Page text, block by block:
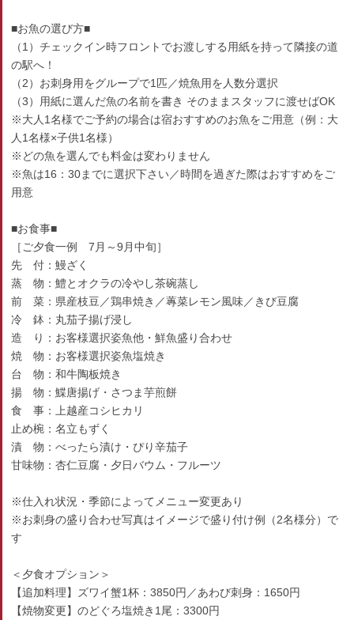
■お魚の選び方■
（1）チェックイン時フロントでお渡しする用紙を持って隣接の道
の駅へ！
（2）お刺身用をグループで1匹／焼魚用を人数分選択
（3）用紙に選んだ魚の名前を書き そのままスタッフに渡せばOK
※大人1名様でご予約の場合は宿おすすめのお魚をご用意（例：大
人1名様×子供1名様）
※どの魚を選んでも料金は変わりません
※魚は16：30までに選択下さい／時間を過ぎた際はおすすめをご
用意
■お食事■
［ご夕食一例 7月～9月中旬］
先 付：鰻ざく
蒸 物：鱧とオクラの冷やし茶碗蒸し
前 菜：県産枝豆／鶏串焼き／蓴菜レモン風味／きび豆腐
冷 鉢：丸茄子揚げ浸し
造 り：お客様選択姿魚他・鮮魚盛り合わせ
焼 物：お客様選択姿魚塩焼き
台 物：和牛陶板焼き
揚 物：鰈唐揚げ・さつま芋煎餅
食 事：上越産コシヒカリ
止め椀：名立もずく
漬 物：べったら漬け・ぴり辛茄子
甘味物：杏仁豆腐・夕日バウム・フルーツ
※仕入れ状況・季節によってメニュー変更あり
※お刺身の盛り合わせ写真はイメージで盛り付け例（2名様分）で
す
＜夕食オプション＞
【追加料理】ズワイ蟹1杯：3850円／あわび刺身：1650円
【焼物変更】のどぐろ塩焼き1尾：3300円